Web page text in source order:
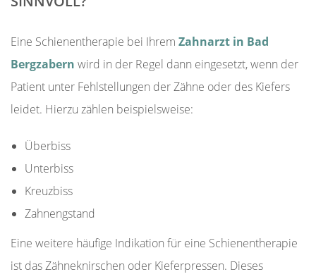
Eine Schienentherapie bei Ihrem Zahnarzt in Bad
Bergzabern wird in der Regel dann eingesetzt, wenn der
Patient unter Fehlstellungen der Zähne oder des Kiefers
leidet. Hierzu zählen beispielsweise:
Überbiss
Unterbiss
Kreuzbiss
Zahnengstand
Eine weitere häufige Indikation für eine Schienentherapie
ist das Zähneknirschen oder Kieferpressen. Dieses